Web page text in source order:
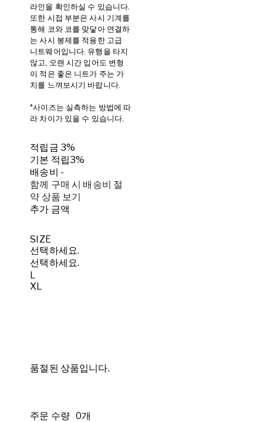
라인을 확인하실 수 있습니다.
또한 시접 부분은 사시 기계를
통해 코와 코를 맞닿아 연결하
는 사시 봉제를 적용한 고급
니트웨어입니다. 유행을 타지
않고, 오랜 시간 입어도 변형
이 적은 좋은 니트가 주는 가
치를 느껴보시기 바랍니다.
*사이즈는 실측하는 방법에 따
라 차이가 있을 수 있습니다.
적립금 3%
기본 적립3%
배송비 -
함께 구매 시 배송비 절
약 상품 보기
추가 금액
SIZE
선택하세요.
선택하세요.
L
XL
품절된 상품입니다.
주문 수량 0개